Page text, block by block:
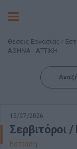
Toggle
Θέσεις Εργασίας
ΑΘΗΝΑ - ΑΤΤΙΚΗ
15/07/2026
Σερβιτόροι
Εστίαση